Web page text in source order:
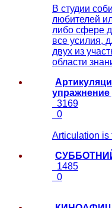
В студии
любителей
либо сфере
все усилия,
двух из
области
упражнение
3169
0
Articulation is
1485
0